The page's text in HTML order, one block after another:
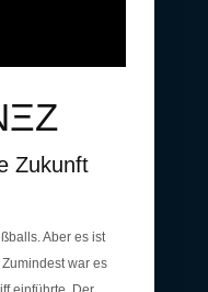
ΞΖ
Zukunft
Aber es ist
war es